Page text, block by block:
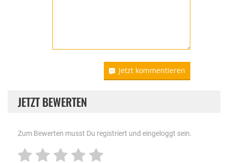
Jetzt kommentieren
JETZT BEWERTEN
Zum Bewerten musst Du registriert und eingeloggt sein.